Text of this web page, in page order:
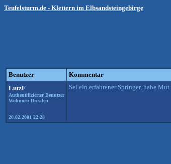
Teufelsturm.de - Klettern im Elbsandsteingebirge
Benutzer Kommentar
LutzF
Authentifizierter Benutzer
Wohnort: Dresden
20.02.2001 22:28
Sei ein erfahrener Springer, habe